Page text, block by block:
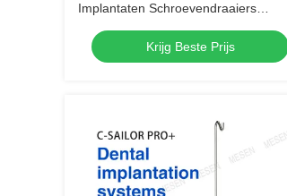
Implantaten Schroevendraaiers
universele prothese kit 30mm 37mm
Krijg Beste Prijs